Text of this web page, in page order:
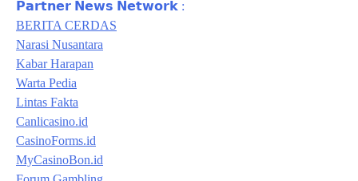
𝗣𝗮𝗿𝘁𝗻𝗲𝗿 𝗡𝗲𝘄𝘀 𝗡𝗲𝘁𝘄𝗼𝗿𝗸 :
BERITA CERDAS
Narasi Nusantara
Kabar Harapan
Warta Pedia
Lintas Fakta
Canlicasino.id
CasinoForms.id
MyCasinoBon.id